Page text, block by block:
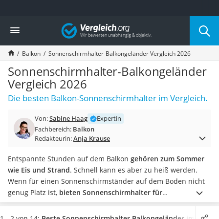
Die beliebtesten Vergleiche nach Kategorie
Haushalt
Wassersprudler
Zentralstaubsauger
Brotbackautomat
Wischroboter
Wäschespinne
Industriestaubsauger
Akku-Staubsauger
Eierkocher
Saug-Wisch-Roboter
Handstaubsauger
Milchaufschäumer
Kondenstrockner
Reiskocher
Vergleich
Balkon Sonnenschirmhalter-Balkongeländer Vergleich 2026
Sonnenschirmhalter-Balkongeländer
Vergleich 2026
Die besten Balkon-Sonnenschirmhalter im Vergleich.
Von:Sabine Haag
Expertin
Fachbereich: Balkon
Redakteurin:Anja Krause
Entspannte Stunden auf dem Balkon gehören zum Sommer
wie Eis und Strand. Schnell kann es aber zu heiß werden.
Wenn für einen Sonnenschirmständer auf dem Boden nicht
genug Platz ist, bieten Sonnenschirmhalter für
Balkongeländer eine praktische Alternative.Wir stellen
Ihnen alle handelsüblichen Sonnenschirmhalter für Ihr